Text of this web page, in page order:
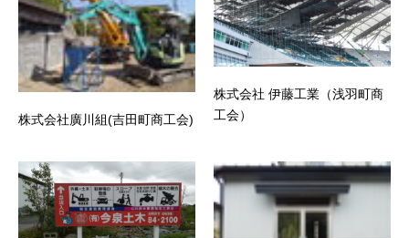
株式会社廣川組(吉田町商工会)
株式会社 伊藤工業（浅羽町商
工会）